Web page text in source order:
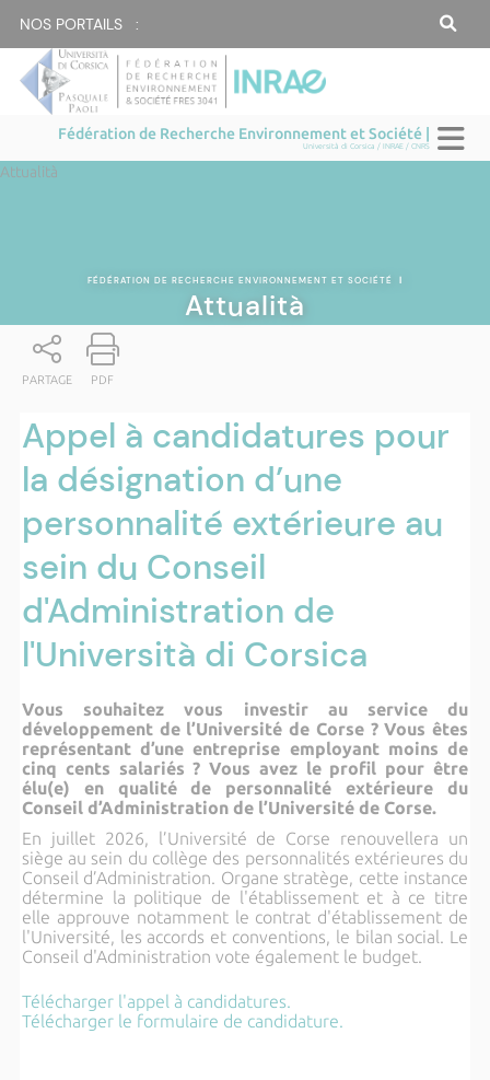
NOS PORTAILS :
Fédération de Recherche Environnement et Société |
Università di Corsica / INRAE / CNRS
Attualità
FÉDÉRATION DE RECHERCHE ENVIRONNEMENT ET SOCIÉTÉ |
Attualità
PARTAGE PDF
Appel à candidatures pour
la désignation d’une
personnalité extérieure au
sein du Conseil
d'Administration de
l'Università di Corsica
Vous souhaitez vous investir au service du
développement de l’Université de Corse ? Vous êtes
représentant d’une entreprise employant moins de
cinq cents salariés ? Vous avez le profil pour être
élu(e) en qualité de personnalité extérieure du
Conseil d’Administration de l’Université de Corse.
En juillet 2026, l’Université de Corse renouvellera un
siège au sein du collège des personnalités extérieures du
Conseil d’Administration. Organe stratège, cette instance
détermine la politique de l'établissement et à ce titre
elle approuve notamment le contrat d'établissement de
l'Université, les accords et conventions, le bilan social. Le
Conseil d'Administration vote également le budget.
Télécharger l'appel à candidatures.
Télécharger le formulaire de candidature.